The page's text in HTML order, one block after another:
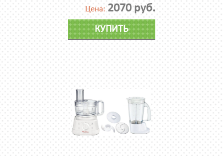
Цена: 2070 руб.
КУПИТЬ